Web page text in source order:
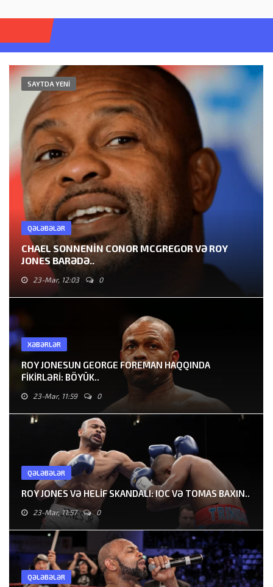
меню
SAYTDA YENI
QƏLƏBƏLƏR
CHAEL SONNENIN CONOR MCGREGOR VƏ ROY
JONES BARƏDƏ..
23-Mar, 12:03 0
XƏBƏRLƏR
ROY JONESUN GEORGE FOREMAN HAQQINDA
FIKIRLƏRI: BÖYÜK..
23-Mar, 11:59 0
QƏLƏBƏLƏR
ROY JONES VƏ HELIF SKANDALI: IOC VƏ TOMAS BAXIN..
23-Mar, 11:57 0
QƏLƏBƏLƏR